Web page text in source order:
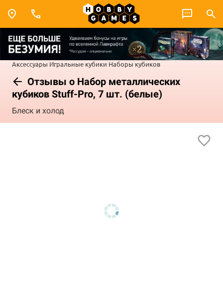
Аксессуары Игральные кубики Наборы кубиков
Отзывы о Набор металлических
кубиков Stuff-Pro, 7 шт. (белые)
Блеск и холод